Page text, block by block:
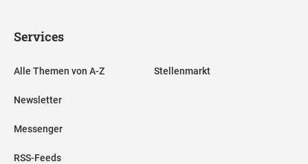
Services
Alle Themen von A-Z
Newsletter
Messenger
RSS-Feeds
Stellenmarkt